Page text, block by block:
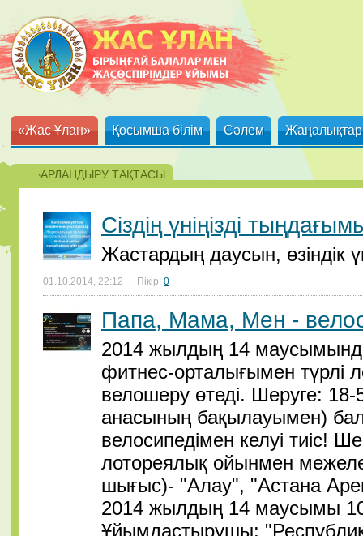
«Жас Ұлан» Қосымша білім Сәлем Жаңалықтар
ХАБАРЛАНДЫРУ ТАҚТАСЫ
Cіздің үніңізді
Жастардың даусын, өзіндік
01.10.2014, 22:12 Пікір: 0
Папа, Мама, Мен -
2014 жылдың 14
фитнес-орталығымен түрлі
велошеру өтеді. Шеруге:
анасының бақылауымен)
велосипедімен келуі тиіс!
лотореялық ойынмен
шығыс)- "Алау", "Астана
2014 жылдың 14 маусымы
Ұйымдастырушы: